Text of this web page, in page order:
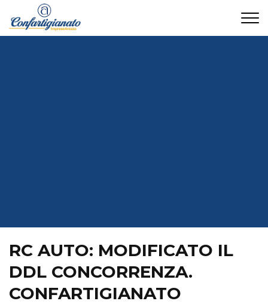
RC AUTO: MODIFICATO IL
DDL CONCORRENZA.
CONFARTIGIANATO